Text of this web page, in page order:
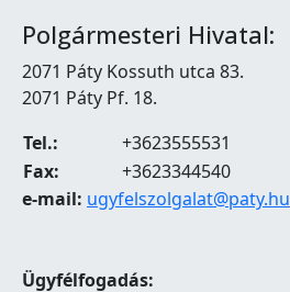
Polgármesteri Hivatal:
2071 Páty Kossuth utca 83.
2071 Páty Pf. 18.
Tel.:
+3623555531
Fax:
+3623344540
e-mail: ugyfelszolgalat@paty.hu
Ügyfélfogadás: